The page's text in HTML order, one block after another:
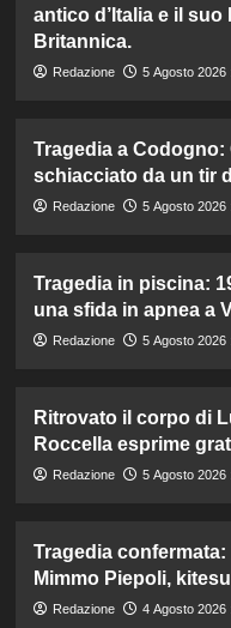
antico d’Italia e il
Britannica.
Redazione 5 Agosto 2026
Tragedia a
schiacciato da un tir
Redazione 5 Agosto 2026
Tragedia in piscina:
una sfida in apnea a
Redazione 5 Agosto 2026
Ritrovato il corpo di
Roccella esprime
Redazione 5 Agosto 2026
Tragedia
Mimmo Piepoli,
Redazione 4 Agosto 2026